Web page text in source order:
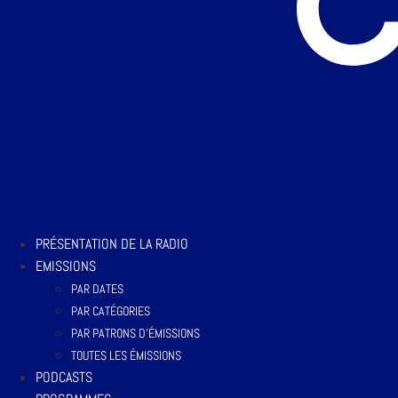
PRÉSENTATION DE LA RADIO
EMISSIONS
PAR DATES
PAR CATÉGORIES
PAR PATRONS D’ÉMISSIONS
TOUTES LES ÉMISSIONS
PODCASTS